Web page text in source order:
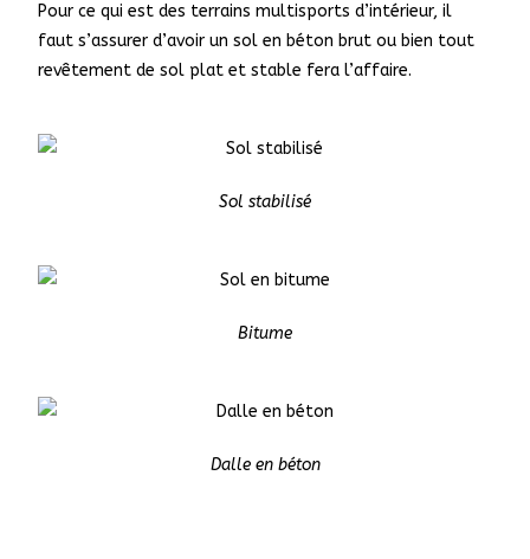
Pour ce qui est des terrains multisports d’intérieur, il
faut s’assurer d’avoir un sol en béton brut ou bien tout
revêtement de sol plat et stable fera l’affaire.
Sol stabilisé
Bitume
Dalle en béton